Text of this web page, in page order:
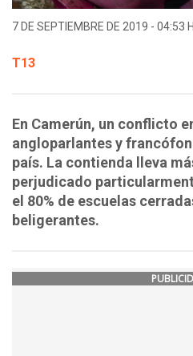
7 DE SEPTIEMBRE DE 2019 - 04:53
T13
En Camerún, un conflicto
angloparlantes y
país. La contienda lleva
perjudicado
el 80% de escuelas
beligerantes.